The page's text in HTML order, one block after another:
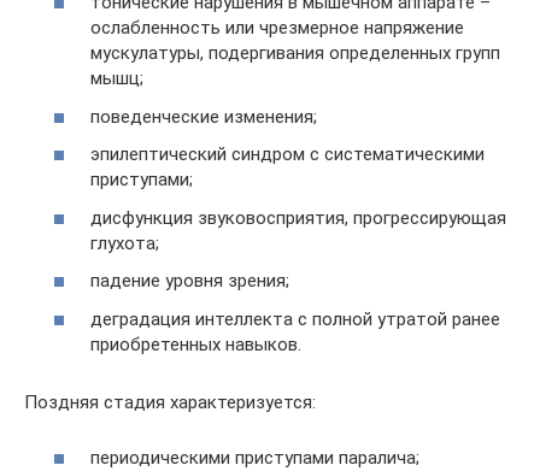
ослабленность или чрезмерное напряжение
мускулатуры, подергивания определенных групп
мышц;
поведенческие изменения;
эпилептический синдром с систематическими
приступами;
дисфункция звуковосприятия, прогрессирующая
глухота;
падение уровня зрения;
деградация интеллекта с полной утратой ранее
приобретенных навыков.
Поздняя стадия характеризуется:
периодическими приступами паралича;